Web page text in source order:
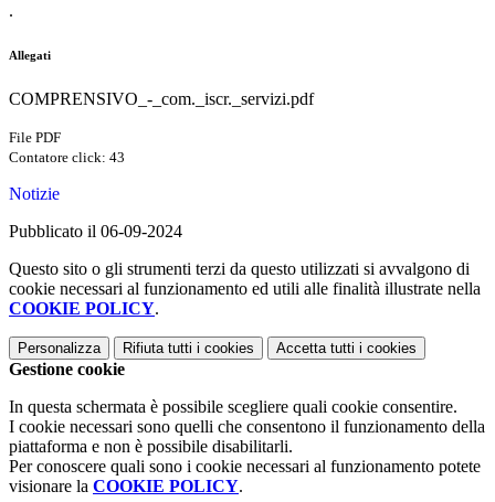
.
Allegati
COMPRENSIVO_-_com._iscr._servizi.pdf
File PDF
Contatore click: 43
Notizie
Pubblicato il 06-09-2024
Questo sito o gli strumenti terzi da questo utilizzati si avvalgono di
cookie necessari al funzionamento ed utili alle finalità illustrate nella
COOKIE POLICY.
Personalizza Rifiuta tutti i cookies Accetta tutti i cookies
Gestione cookie
In questa schermata è possibile scegliere quali cookie consentire.
I cookie necessari sono quelli che consentono il funzionamento della
piattaforma e non è possibile disabilitarli.
Per conoscere quali sono i cookie necessari al funzionamento potete
visionare la COOKIE POLICY.